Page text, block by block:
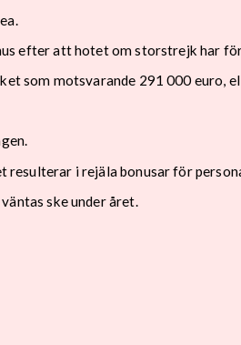
efter att hotet om storstrejk har
som motsvarande 291 000 euro,
i rejäla bonusar för
ske under året.